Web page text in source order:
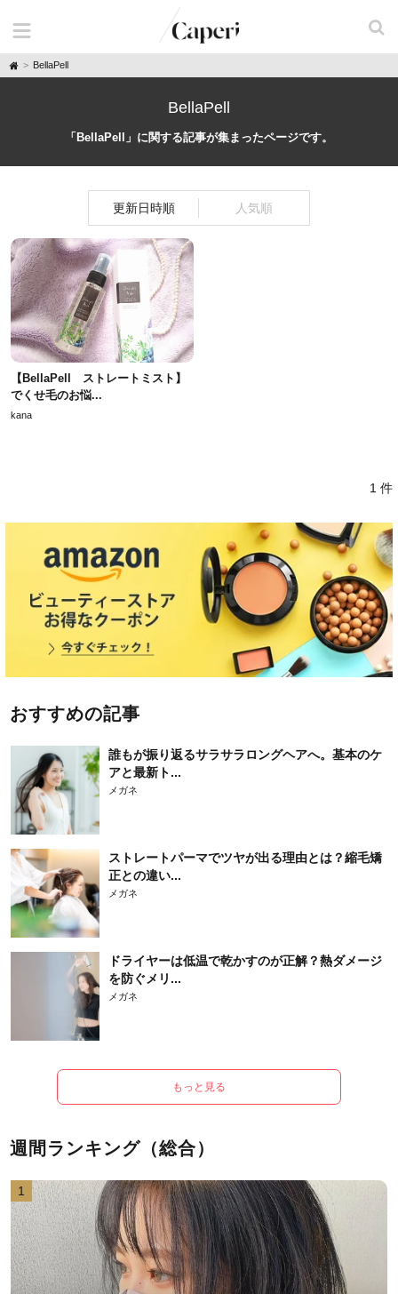
H
o
BellaPell
BellaPell
「BellaPell」に関する記事が集まったページです。
更新日時順 人気順
【BellaPell ストレートミスト】
でくせ毛のお悩...
kana
1 件
おすすめの記事
誰もが振り返るサラサラロングヘアへ。基本のケ
アと最新ト...
メガネ
ストレートパーマでツヤが出る理由とは？縮毛矯
正との違い...
メガネ
ドライヤーは低温で乾かすのが正解？熱ダメージ
を防ぐメリ...
メガネ
もっと見る
週間ランキング（総合）
1